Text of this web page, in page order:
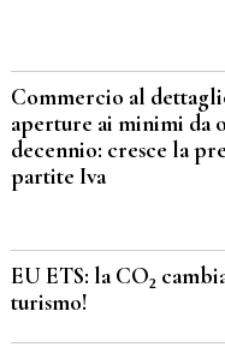
Commercio al
aperture ai minimi da
decennio: cresce la
partite Iva
EU ETS: la CO₂
turismo!